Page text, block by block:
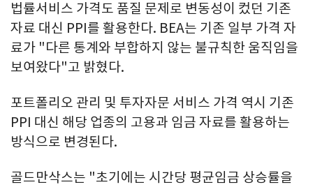
법률서비스 가격도 품질 문제로 변동성이 컸던 기존
자료 대신 PPI를 활용한다. BEA는 기존 일부 가격 자
료가 "다른 통계와 부합하지 않는 불규칙한 움직임을
보여왔다"고 밝혔다.
포트폴리오 관리 및 투자자문 서비스 가격 역시 기존
PPI 대신 해당 업종의 고용과 임금 자료를 활용하는
방식으로 변경된다.
골드만삭스는 "초기에는 시간당 평균임금 상승률을